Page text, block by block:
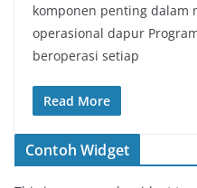
komponen penting dalam
operasional dapur
beroperasi setiap
Read More
Contoh Widget